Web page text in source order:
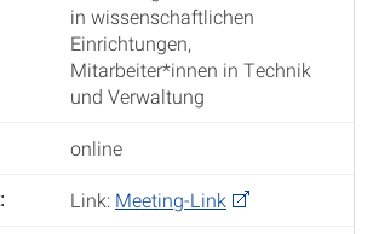
in wissenschaftlichen
Einrichtungen,
Mitarbeiter*innen in Technik
und Verwaltung
online
Link: Meeting-Link